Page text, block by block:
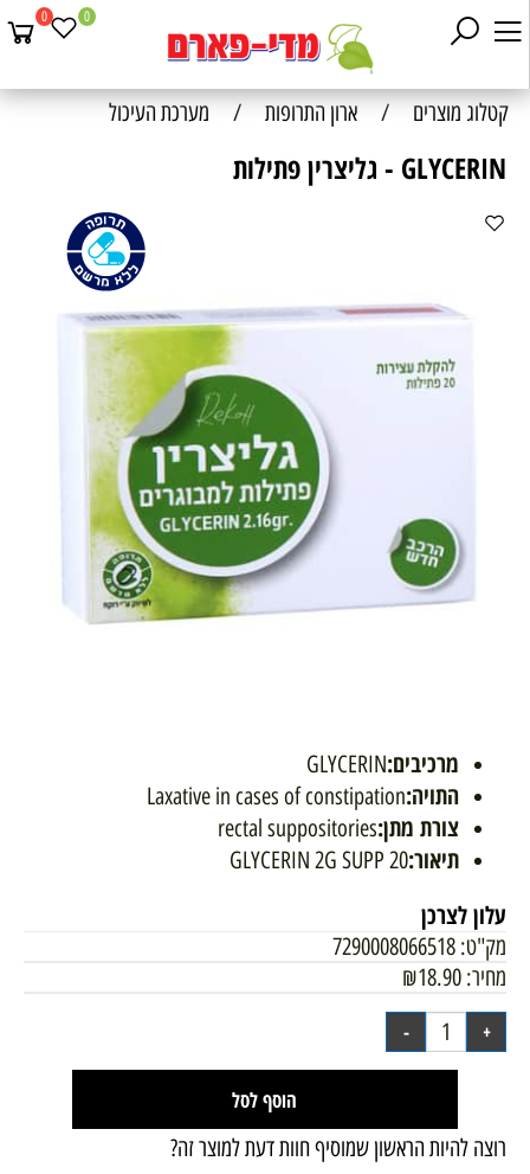
0 0
קטלוג מוצרים / ארון התרופות / מערכת העיכול
GLYCERIN - גליצרין פתילות
מרכיבים:
GLYCERIN
התויה:
Laxative in cases of constipation
צורת מתן:
rectal suppositories
תיאור:
GLYCERIN 2G SUPP 20
עלון לצרכן
מק"ט: 7290008066518
מחיר:
₪18.90
הוסף לסל
רוצה להיות הראשון שמוסיף חוות דעת למוצר זה?